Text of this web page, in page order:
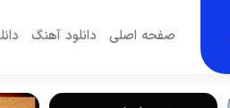
صفحه اصلی دانلود آهنگ